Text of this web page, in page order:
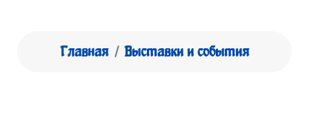
Главная Выставки и события